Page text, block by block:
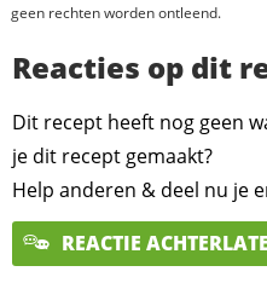
geen rechten worden ontleend.
Reacties op dit
Dit recept heeft nog geen
je dit recept gemaakt?
Help anderen & deel nu je
REACTIE